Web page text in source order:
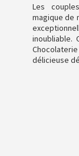
Les
magique de
inoubliable.
délicieuse